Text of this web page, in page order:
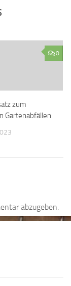
0
zum
Gartenabfällen
abzugeben.